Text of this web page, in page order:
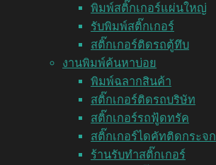
พิมพ์สติ๊กเกอร์แผ่นใหญ่
รับพิมพ์สติ๊กเกอร์
สติ๊กเกอร์ติดรถตู้ทึบ
งานพิมพ์ค้นหาบ่อย
พิมพ์ฉลากสินค้า
สติ๊กเกอร์ติดรถบริษัท
สติ๊กเกอร์รถฟู้ดทรัค
สติ๊กเกอร์ไดคัทติดกระจก
ร้านรับทำสติ๊กเกอร์